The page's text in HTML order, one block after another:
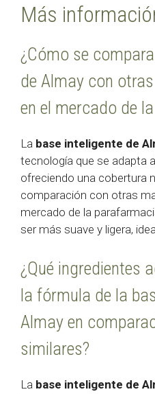
Más
¿Cómo se
de Almay con
en el mercado de
La base inteligente de
tecnología que se adapta
ofreciendo una cobertura
comparación con otras
mercado de la
ser más suave y ligera,
¿Qué ingredientes
la fórmula de la
Almay en
similares?
La base inteligente de